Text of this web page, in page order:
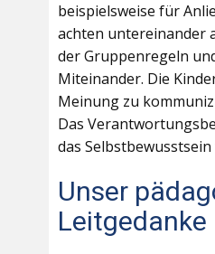
beispielsweise für
achten untereinander
der Gruppenregeln
Miteinander. Die
Meinung zu
Das
das
Unser
Leitgedanke